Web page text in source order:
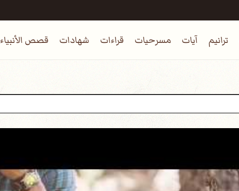
ترانيم آيات مسرحيات قراءات شهادات قصص الأنبياء